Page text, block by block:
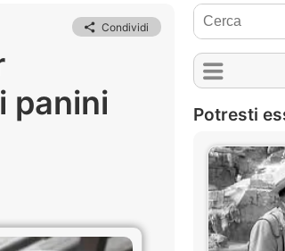
Condividi
panini
Potresti